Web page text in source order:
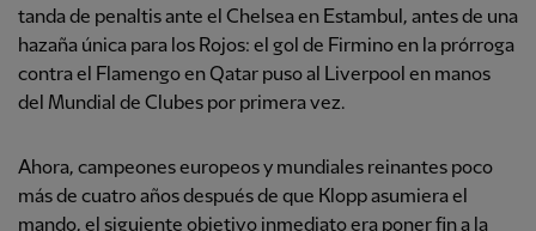
tanda de penaltis ante el Chelsea en Estambul, antes de una
hazaña única para los Rojos: el gol de Firmino en la prórroga
contra el Flamengo en Qatar puso al Liverpool en manos
del Mundial de Clubes por primera vez.
Ahora, campeones europeos y mundiales reinantes poco
más de cuatro años después de que Klopp asumiera el
mando, el siguiente objetivo inmediato era poner fin a la